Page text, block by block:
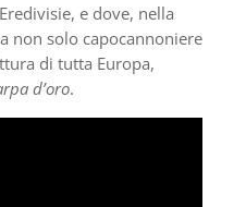
e dove, nella
non solo capocannoniere
di tutta Europa,
d’oro.